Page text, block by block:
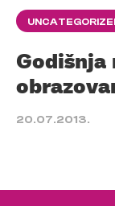
Godišnja
20.07.2013.